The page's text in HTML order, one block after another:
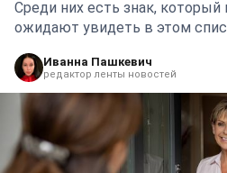
Среди них есть знак, который
ожидают увидеть в этом
Иванна Пашкевич
редактор ленты новостей